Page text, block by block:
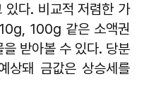
있다. 비교적 저렴한 가
100g 같은 소액권
받아볼 수 있다. 당분
상돼 금값은 상승세를